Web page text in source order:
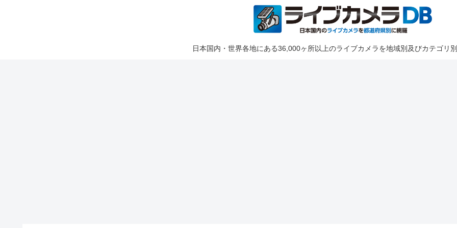
日本国内・世界各地にある36,000ヶ所以上のライブカメラを地域別及びカテゴリ別